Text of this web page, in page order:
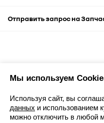
Помощь на дороге
Отправить запрос на
Продажи
Мы используем
Используя сайт, вы
данных и использованием
можно отключить в любой